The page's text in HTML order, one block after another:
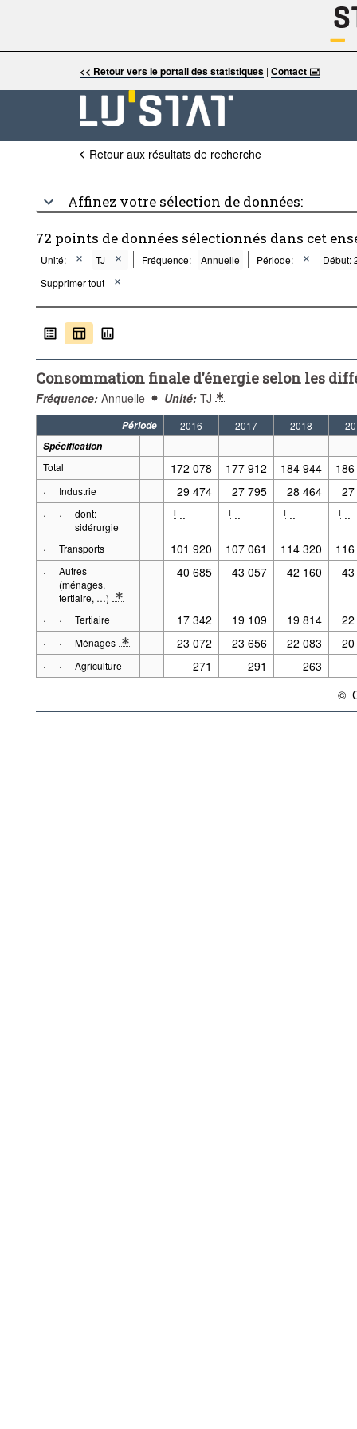
<< Retour vers le portail des statistiques| Contact 🖃
Retour aux résultats de recherche
Affinez votre sélection de données:
72 points de données sélectionnés dans cet
Unité: TJ Fréquence: Annuelle Période:
Début:
Supprimer tout
Consommation finale d'énergie selon les
Fréquence: Annuelle Unité: TJ
Période 2016 2017 2018
Spécification
Total
172 078 177 912 184 944
186
·
Industrie 29 474 27 795 28 464
27
· ·
dont:
sidérurgie
l .. l .. l .. l ..
· Transports 101 920 107 061 114 320
116
·
Autres
(ménages,
tertiaire, …)
* Note spécification 2: À partir de 2000, changement
40 685 43 057 42 160 43
· · Tertiaire 17 342 19 109 19 814
22
· · Ménages
* Note spécification 2: Définitions: Ménage
23 072 23 656 22 083
20
· · Agriculture 271 291
263
©